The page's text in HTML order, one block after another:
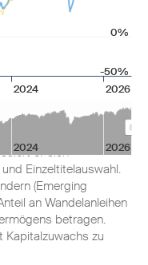
2024 2026
-50%
0%
2024 2026
an den
er sich
Einzeltitelauswahl.
(Emerging
an Wandelanleihen
betragen.
Kapitalzuwachs zu